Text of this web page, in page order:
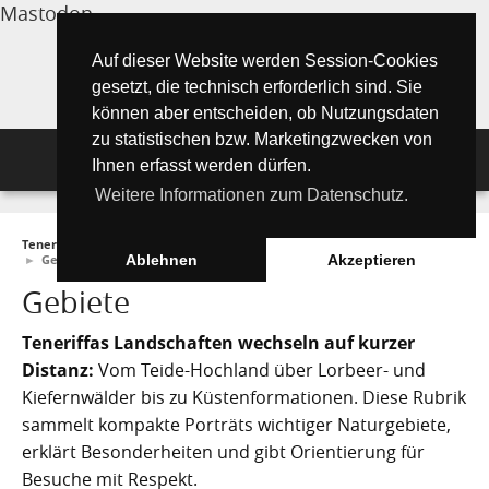
Auf dieser Website werden Session-Cookies
gesetzt, die technisch erforderlich sind. Sie
können aber entscheiden, ob Nutzungsdaten
zu statistischen bzw. Marketingzwecken von
Ihnen erfasst werden dürfen.
Weitere Informationen zum Datenschutz.
Ablehnen Akzeptieren
Mastodon
Navigation
Aktuelle Artikel ►
"Must See" - Orte
Umwelt & Natur
Geschichte & Geschichten
Tipps für Urlauber
Teide Nationalpark
Santa Cruz de Tenerife
Teno-Gebirge - Masca
Strände
Playa de las Teresitas
Playa de las Américas
Wandern auf Teneriffa
Masca-Schlucht
Kontakte für Notfälle
Umwelt und Natur
Flora
El Drago Milenario
Fauna
Orte und Regionen
Bezirke (Municipios)
Die Kanarischen Inseln
Teneriffa
Fuerteventura
Teneriffa Inselmagazin ONLINE
► Gebiete
Gebiete
Teneriffas Landschaften wechseln auf kurzer
Distanz: Vom Teide-Hochland über Lorbeer- und
Kiefernwälder bis zu Küstenformationen. Diese Rubrik
sammelt kompakte Porträts wichtiger Naturgebiete,
erklärt Besonderheiten und gibt Orientierung für
Besuche mit Respekt.